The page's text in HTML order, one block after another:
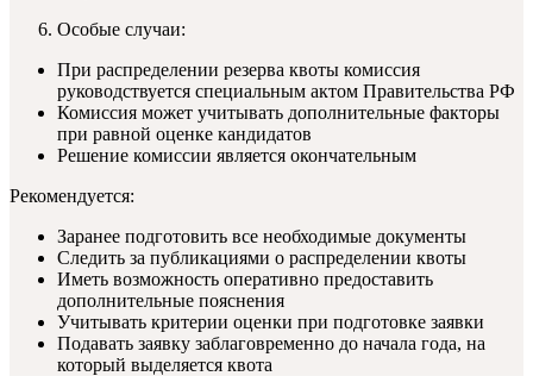
Особые случаи:
При распределении резерва квоты комиссия
руководствуется специальным актом Правительства РФ
Комиссия может учитывать дополнительные факторы
при равной оценке кандидатов
Решение комиссии является окончательным
Рекомендуется:
Заранее подготовить все необходимые документы
Следить за публикациями о распределении квоты
Иметь возможность оперативно предоставить
дополнительные пояснения
Учитывать критерии оценки при подготовке заявки
Подавать заявку заблаговременно до начала года, на
который выделяется квота